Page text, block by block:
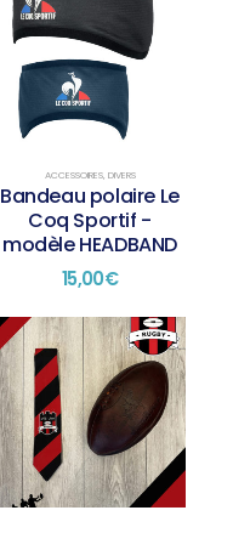
DIVERS
plusieurs
variations.
options
peuvent
choisies
sur
page
plusieurs
variations.
options
peuvent
choisies
sur
page
ACCESSOIRES, DIVERS
Bandeau polaire Le
Coq Sportif -
modèle HEADBAND
15,00€